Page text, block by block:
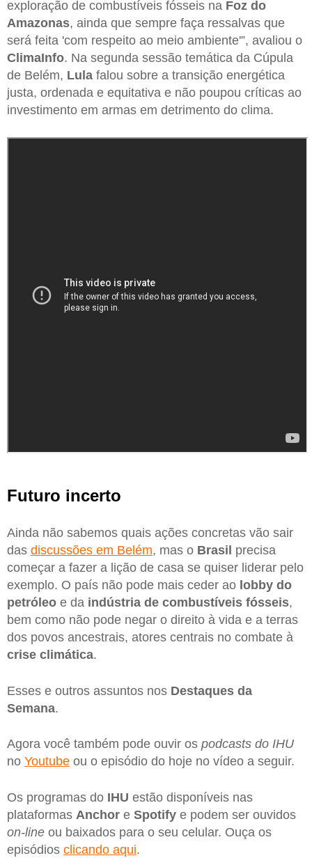
exploração de combustíveis fósseis na Foz do
Amazonas, ainda que sempre faça ressalvas que
será feita 'com respeito ao meio ambiente'”, avaliou o
ClimaInfo. Na segunda sessão temática da Cúpula
de Belém, Lula falou sobre a transição energética
justa, ordenada e equitativa e não poupou críticas ao
investimento em armas em detrimento do clima.
Futuro incerto
Ainda não sabemos quais ações concretas vão sair
das discussões em Belém, mas o Brasil precisa
começar a fazer a lição de casa se quiser liderar pelo
exemplo. O país não pode mais ceder ao lobby do
petróleo e da indústria de combustíveis fósseis,
bem como não pode negar o direito à vida e a terras
dos povos ancestrais, atores centrais no combate à
crise climática.
Esses e outros assuntos nos Destaques da
Semana.
Agora você também pode ouvir os podcasts do IHU
no Youtube ou o episódio do hoje no vídeo a seguir.
Os programas do IHU estão disponíveis nas
plataformas Anchor e Spotify e podem ser ouvidos
on-line ou baixados para o seu celular. Ouça os
episódios clicando aqui.